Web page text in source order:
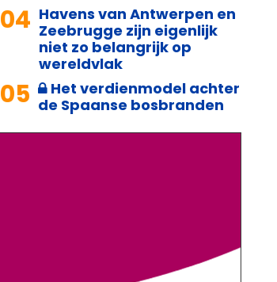
04 Havens van Antwerpen en
Zeebrugge zijn eigenlijk
niet zo belangrijk op
wereldvlak
05
Het verdienmodel achter
de Spaanse bosbranden